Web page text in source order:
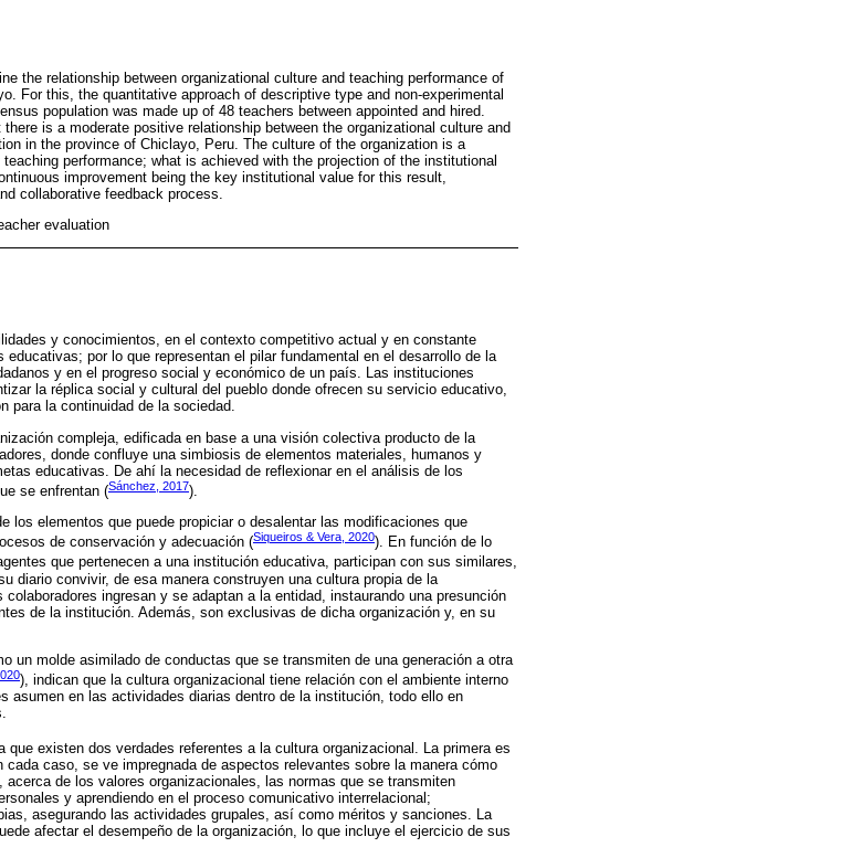
the relationship between organizational culture and teaching performance of
For this, the quantitative approach of descriptive type and non-experimental
population was made up of 48 teachers between appointed and hired.
is a moderate positive relationship between the organizational culture and
in the province of Chiclayo, Peru. The culture of the organization is a
performance; what is achieved with the projection of the institutional
improvement being the key institutional value for this result,
collaborative feedback process.
evaluation
y conocimientos, en el contexto competitivo actual y en constante
por lo que representan el pilar fundamental en el desarrollo de la
y en el progreso social y económico de un país. Las instituciones
la réplica social y cultural del pueblo donde ofrecen su servicio educativo,
para la continuidad de la sociedad.
compleja, edificada en base a una visión colectiva producto de la
donde confluye una simbiosis de elementos materiales, humanos y
educativas. De ahí la necesidad de reflexionar en el análisis de los
se enfrentan (Sánchez, 2017).
los elementos que puede propiciar o desalentar las modificaciones que
de conservación y adecuación (Siqueiros & Vera, 2020). En función de lo
que pertenecen a una institución educativa, participan con sus similares,
diario convivir, de esa manera construyen una cultura propia de la
ingresan y se adaptan a la entidad, instaurando una presunción
de la institución. Además, son exclusivas de dicha organización y, en su
un molde asimilado de conductas que se transmiten de una generación a otra
), indican que la cultura organizacional tiene relación con el ambiente interno
asumen en las actividades diarias dentro de la institución, todo ello en
que existen dos verdades referentes a la cultura organizacional. La primera es
caso, se ve impregnada de aspectos relevantes sobre la manera cómo
acerca de los valores organizacionales, las normas que se transmiten
y aprendiendo en el proceso comunicativo interrelacional;
asegurando las actividades grupales, así como méritos y sanciones. La
afectar el desempeño de la organización, lo que incluye el ejercicio de sus